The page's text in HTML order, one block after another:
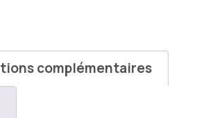
complémentaires